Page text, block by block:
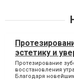
эстетику и
Протезирование
восстановления
Благодаря